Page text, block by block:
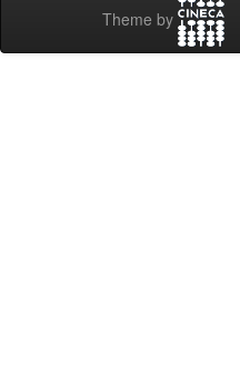
Theme by